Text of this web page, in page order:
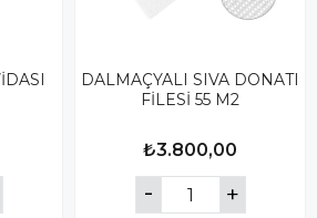
DALMAÇYALI SIVA DONATI
FİLESİ 55 M2
₺3.800,00